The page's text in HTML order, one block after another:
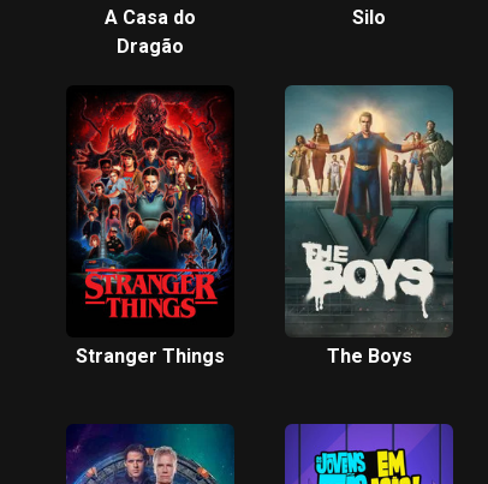
A Casa do
Dragão
Silo
Stranger Things The Boys